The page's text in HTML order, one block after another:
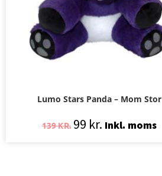
Lumo Stars Panda – Mom Stor
139KR. 99 kr. Inkl. moms